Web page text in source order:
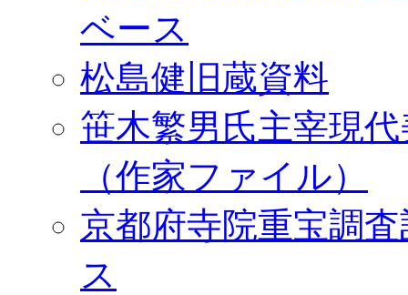
ベース
松島健旧蔵資料
笹木繁男氏主宰現
（作家ファイル）
京都府寺院重宝調
ス